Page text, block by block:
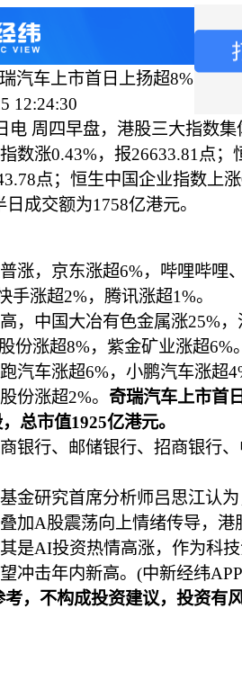
汽车上市首日上扬超8%
12:24:30
周四早盘，港股三大指数集
数涨0.43%，报26633.81点；
点；恒生中国企业指数上
成交额为1758亿港元。
，京东涨超6%，哔哩哔哩
手涨超2%，腾讯涨超1%。
中国大冶有色金属涨25%，
份涨超8%，紫金矿业涨超6%
车涨超6%，小鹏汽车涨超
份涨超2%。 奇瑞汽车上市首
总市值1925亿港元。
行、邮储银行、招商银行、
研究首席分析师吕思江认为
加A股震荡向上情绪传导，港
是AI投资热情高涨，作为科
冲击年内新高。(中新经纬
，不构成投资建议，投资有